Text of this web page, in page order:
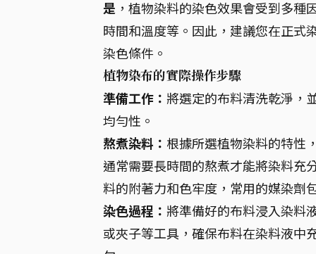
是 ，植物染料的染色效果會受到多
時間和溫度等。因此，建議您在正式
染色條件。
植物染布的實際操作步驟
準備工作： 將選定的布料清洗乾淨，
均勻性。
熬煮染料： 根據所選植物染料的特性
通常需要長時間的熬煮才能將染料充
料的附著力和色牢度，常用的媒染劑
染色過程： 將準備好的布料浸入染料
或夾子等工具，確保布料在染料液中